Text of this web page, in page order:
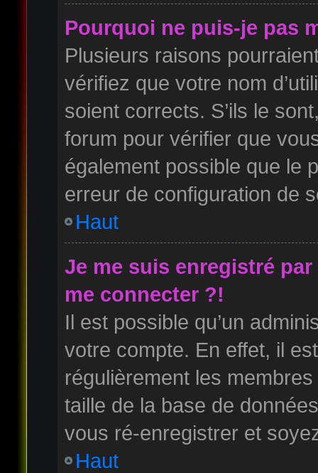
Pourquoi ne puis-je pas
Plusieurs raisons
vérifiez que votre nom
soient corrects. S’ils le
forum pour vérifier que
également possible que le
erreur de configuration de
Haut
Je me suis enregistré
me connecter ?!
Il est possible qu’un
votre compte. En effet, il
régulièrement les
taille de la base de
vous ré-enregistrer et
Haut